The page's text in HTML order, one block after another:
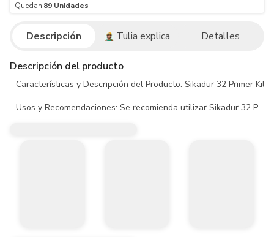
Quedan 89 Unidades
Descripción Tulia explica Detalles
Descripción del producto
- Características y Descripción del Producto: Sikadur 32 Primer
- Usos y Recomendaciones: Se recomienda utilizar Sikadur 32